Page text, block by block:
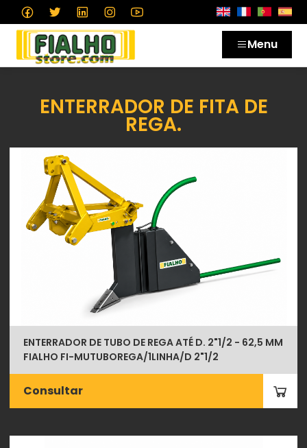
Menu
ENTERRADOR DE FITA DE
REGA.
ENTERRADOR DE TUBO DE REGA ATÉ D. 2"1/2 - 62,5 MM
FIALHO FI-MUTUBOREGA/1LINHA/D 2"1/2
Consultar